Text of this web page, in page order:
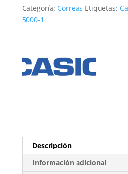
1
cantidad
Categoría: Correas Etiquetas:
5000-1
Descripción
Información adicional